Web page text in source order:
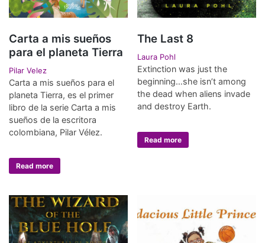
Carta a mis sueños
para el planeta Tierra
Pilar Velez
Carta a mis sueños para el
planeta Tierra, es el primer
libro de la serie Carta a mis
sueños de la escritora
colombiana, Pilar Vélez.
Read more
The Last 8
Laura Pohl
Extinction was just the
beginning…she isn’t among
the dead when aliens invade
and destroy Earth.
Read more